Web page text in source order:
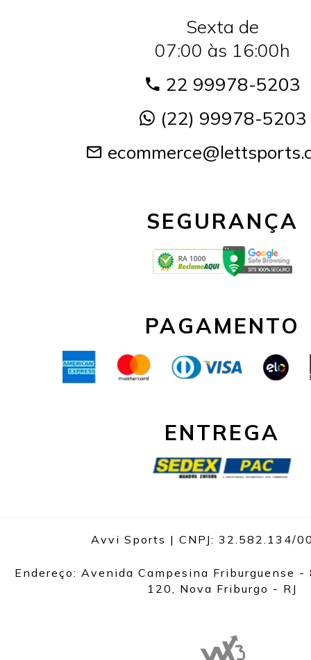
Sexta de
07:00 às 16:00h
22 99978-5203
(22) 99978-5203
SEGURANÇA
PAGAMENTO
ENTREGA
Avvi Sports | CNPJ: 32.582.134/
Endereço: Avenida Campesina Friburguense
120, Nova Friburgo - RJ